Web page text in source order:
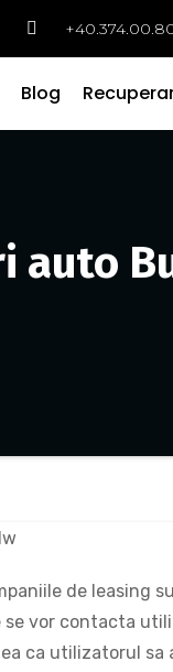
Blog
auto
de leasing
se vor contacta
ca utilizatorul